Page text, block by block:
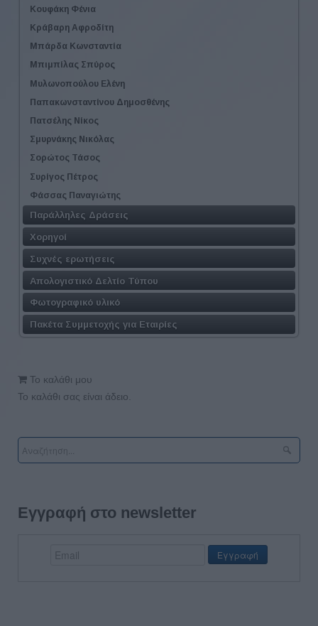
Κουφάκη Φένια
Κράβαρη Αφροδίτη
Μπάρδα Κωνσταντία
Μπιμπίλας Σπύρος
Μυλωνοπούλου Ελένη
Παπακωνσταντίνου Δημοσθένης
Πατσέλης Νίκος
Σμυρνάκης Νικόλας
Σορώτος Τάσος
Συρίγος Πέτρος
Φάσσας Παναγιώτης
Παράλληλες Δράσεις
Χορηγοί
Συχνές ερωτήσεις
Απολογιστικό Δελτίο Τύπου
Φωτογραφικό υλικό
Πακέτα Συμμετοχής για Εταιρίες
Το καλάθι μου
Το καλάθι σας είναι άδειο.
Εγγραφή στο newsletter